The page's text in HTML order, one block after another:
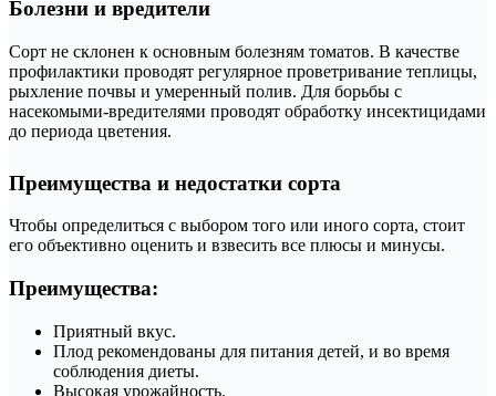
Болезни и вредители
Сорт не склонен к основным болезням томатов. В качестве
профилактики проводят регулярное проветривание теплицы,
рыхление почвы и умеренный полив. Для борьбы с
насекомыми-вредителями проводят обработку инсектицидами
до периода цветения.
Преимущества и недостатки сорта
Чтобы определиться с выбором того или иного сорта, стоит
его объективно оценить и взвесить все плюсы и минусы.
Преимущества:
Приятный вкус.
Плод рекомендованы для питания детей, и во время
соблюдения диеты.
Высокая урожайность.